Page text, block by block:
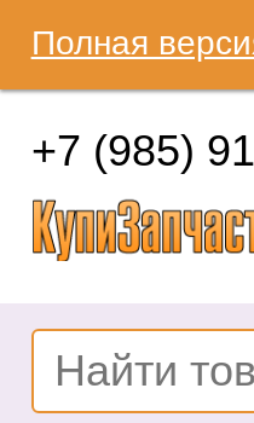
Полная
+7 (985)